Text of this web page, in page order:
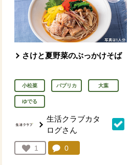
さけと夏野菜のぶっかけそば
小松菜 パプリカ 大葉
ゆでる
生活クラブカタ
ログさん
お気に入り登録：
1
人が登録
コメント：
0